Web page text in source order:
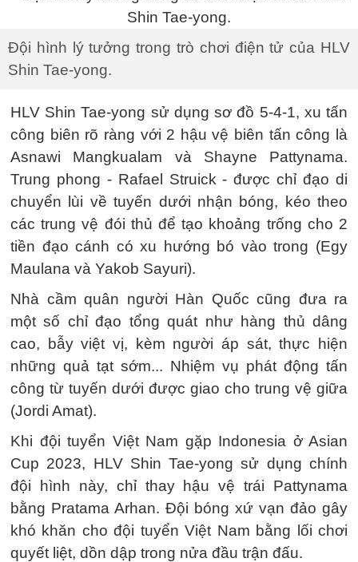
Đội hình lý tưởng trong trò chơi điện tử của HLV
Shin Tae-yong.
HLV Shin Tae-yong sử dụng sơ đồ 5-4-1, xu tấn
công biên rõ ràng với 2 hậu vệ biên tấn công là
Asnawi Mangkualam và Shayne Pattynama.
Trung phong - Rafael Struick - được chỉ đạo di
chuyển lùi về tuyến dưới nhận bóng, kéo theo
các trung vệ đói thủ để tạo khoảng trống cho 2
tiền đạo cánh có xu hướng bó vào trong (Egy
Maulana và Yakob Sayuri).
Nhà cầm quân người Hàn Quốc cũng đưa ra
một số chỉ đạo tổng quát như hàng thủ dâng
cao, bẫy việt vị, kèm người áp sát, thực hiện
những quả tạt sớm... Nhiệm vụ phát động tấn
công từ tuyến dưới được giao cho trung vệ giữa
(Jordi Amat).
Khi đội tuyển Việt Nam gặp Indonesia ở Asian
Cup 2023, HLV Shin Tae-yong sử dụng chính
đội hình này, chỉ thay hậu vệ trái Pattynama
bằng Pratama Arhan. Đội bóng xứ vạn đảo gây
khó khăn cho đội tuyển Việt Nam bằng lối chơi
quyết liệt, dồn dập trong nửa đầu trận đấu.